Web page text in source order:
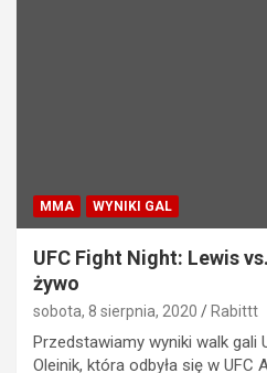
MMA WYNIKI GAL
UFC Fight Night: Lewis
żywo
sobota, 8 sierpnia, 2020 Rabittt
Przedstawiamy wyniki walk gali
Oleinik, która odbyła się w UFC